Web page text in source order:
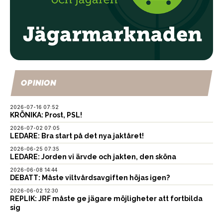
OPINION
2026-07-16 07:52
KRÖNIKA: Prost, PSL!
2026-07-02 07:05
LEDARE: Bra start på det nya jaktåret!
2026-06-25 07:35
LEDARE: Jorden vi ärvde och jakten, den sköna
2026-06-08 14:44
DEBATT: Måste viltvårdsavgiften höjas igen?
2026-06-02 12:30
REPLIK: JRF måste ge jägare möjligheter att fortbilda
sig